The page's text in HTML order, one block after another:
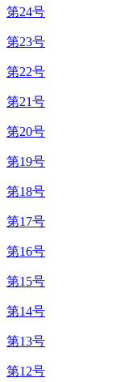
第24号
第23号
第22号
第21号
第20号
第19号
第18号
第17号
第16号
第15号
第14号
第13号
第12号